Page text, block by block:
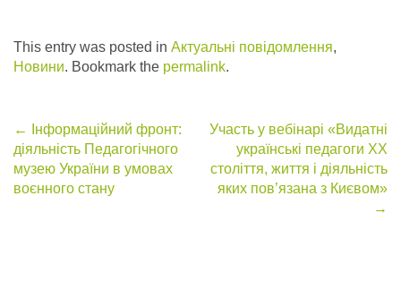
This entry was posted in Актуальні повідомлення,
Новини. Bookmark the permalink.
Post
navigation
←
Інформаційний фронт:
діяльність Педагогічного
музею України в умовах
воєнного стану
Участь у вебінарі «Видатні
українські педагоги ХХ
століття, життя і діяльність
яких пов’язана з Києвом»
→